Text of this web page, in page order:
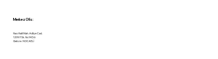
Merkez Ofis:
Hacı Halil Mah. Adliye Cad.
1209/1 Sk. No:14 D:6
Gebze / KOCAELİ